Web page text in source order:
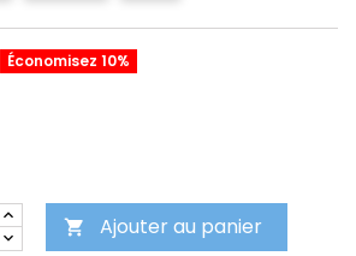
Économisez 10%
 Ajouter au panier